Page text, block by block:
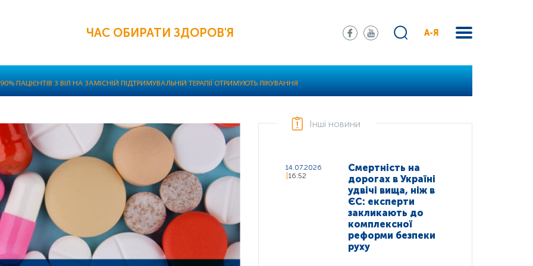
ЧАС ОБИРАТИ ЗДОРОВ'Я А-Я
90% ПАЦІЄНТІВ З ВІЛ НА ЗАМІСНІЙ ПІДТРИМУВАЛЬНІЙ ТЕРАПІЇ ОТРИМУЮТЬ ЛІКУВАННЯ
Інші новини
14.07.2026
16:52
Смертність на
дорогах в Україні
удвічі вища, ніж в
ЄС: експерти
закликають до
комплексної
реформи безпеки
руху